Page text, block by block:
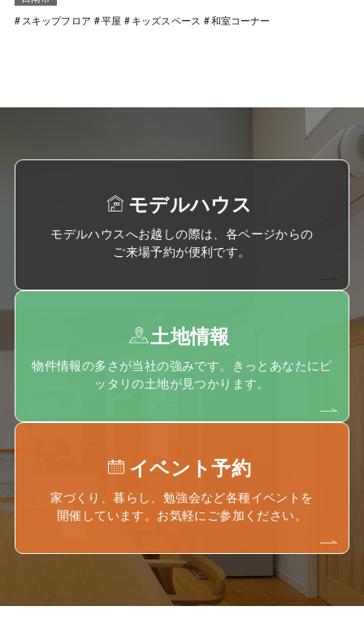
スキップフロア
平屋 キッズスペース 和室コーナー
モデルハウス
モデルハウスへお越しの際は、各ページからの
ご来場予約が便利です。
土地情報
物件情報の多さが当社の強みです。きっとあなたにピ
ッタリの土地が見つかります。
イベント予約
家づくり、暮らし、勉強会など各種イベントを
開催しています。お気軽にご参加ください。